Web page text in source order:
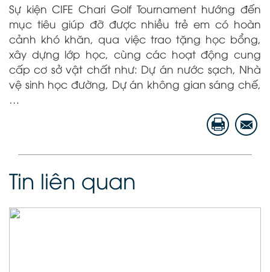
Sự kiện CIFE Chari Golf Tournament hướng đến
mục tiêu giúp đỡ được nhiều trẻ em có hoàn
cảnh khó khăn, qua việc trao tặng học bổng,
xây dựng lớp học, cùng các hoạt động cung
cấp cơ sở vật chất như: Dự án nước sạch, Nhà
vệ sinh học đường, Dự án không gian sáng chế,
…
Tin liên quan